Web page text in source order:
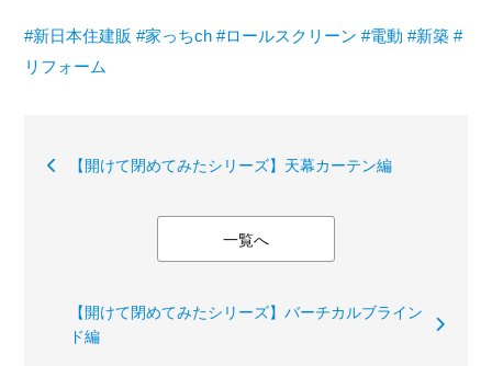
#新日本住建販 #家っちch #ロールスクリーン #電動 #新築 #
リフォーム
【開けて閉めてみたシリーズ】天幕カーテン編
一覧へ
【開けて閉めてみたシリーズ】バーチカルブライン
ド編